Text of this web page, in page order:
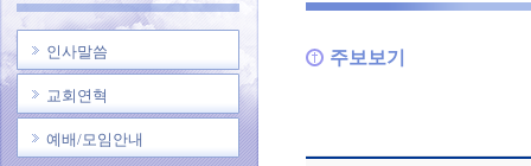
인사말씀
교회연혁
예배/모임안내
주보보기